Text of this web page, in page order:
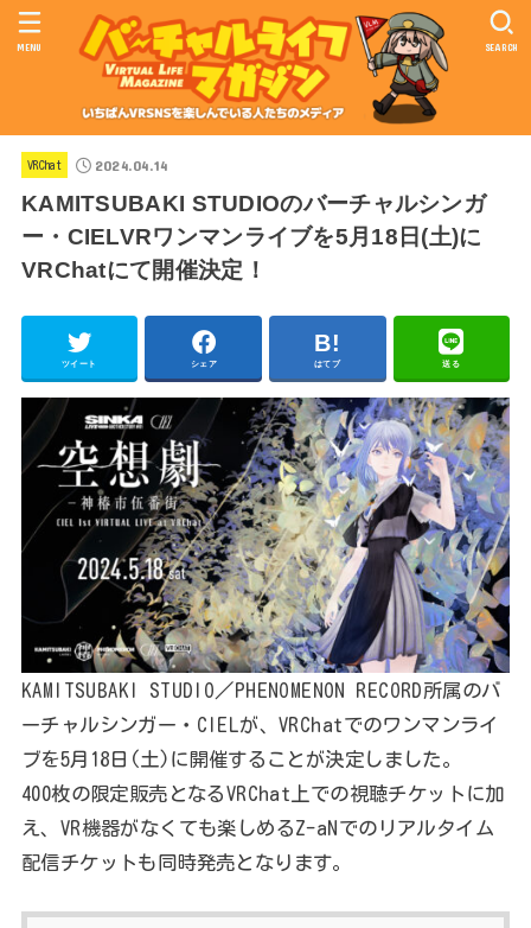
SEARCH
MENU
VRChat 2024.04.14
KAMITSUBAKI STUDIOのバーチャルシンガ
ー・CIELVRワンマンライブを5月18日(土)に
VRChatにて開催決定！
ツイート シェア はてブ 送る
KAMITSUBAKI STUDIO／PHENOMENON RECORD所属のバ
ーチャルシンガー・CIELが、VRChatでのワンマンライ
ブを5月18日(土)に開催することが決定しました。
400枚の限定販売となるVRChat上での視聴チケットに加
え、VR機器がなくても楽しめるZ-aNでのリアルタイム
配信チケットも同時発売となります。